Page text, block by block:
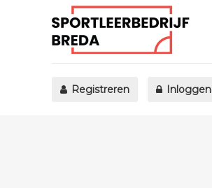
Registreren Inloggen